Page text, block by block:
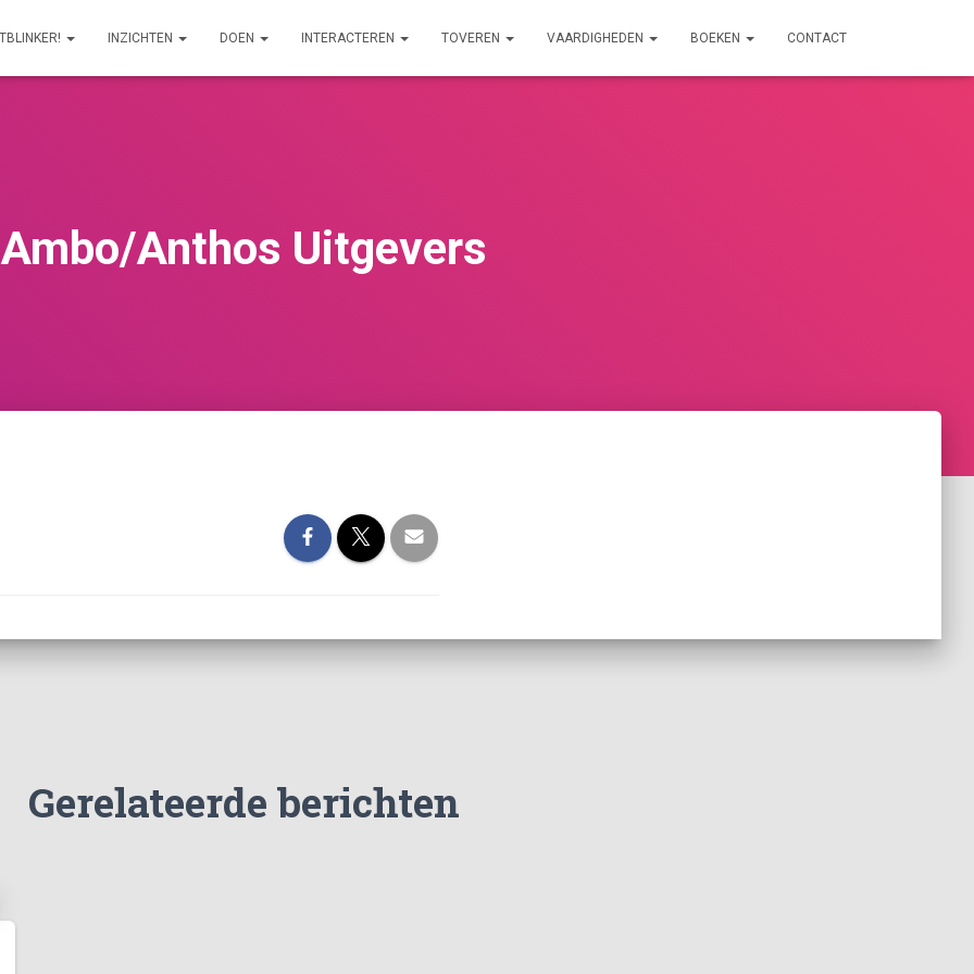
INZICHTEN DOEN INTERACTEREN TOVEREN VAARDIGHEDEN BOEKEN CONTACT
Ambo/Anthos Uitgevers
Gerelateerde berichten